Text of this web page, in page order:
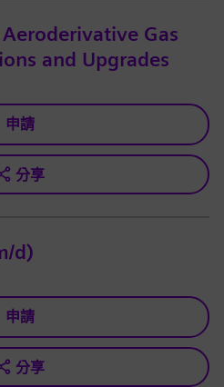
Gas
and Upgrades
申請
分享
d)
申請
分享